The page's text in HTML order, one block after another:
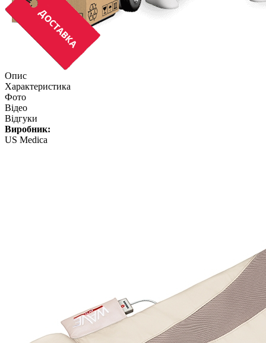
Опис
Характеристика
Фото
Відео
Відгуки
Виробник:
US Medica